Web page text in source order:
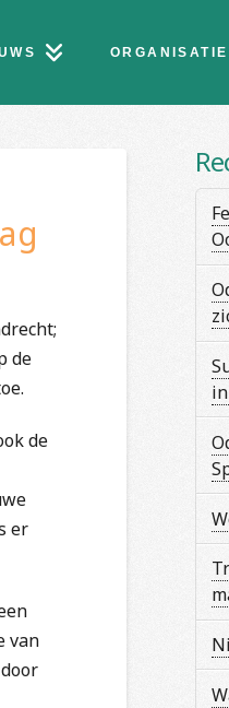
ORGANISATIE
de
de
er
van